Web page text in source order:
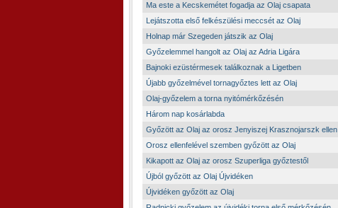
Ma este a Kecskemétet fogadja az Olaj csapata
Lejátszotta első felkészülési meccsét az Olaj
Holnap már Szegeden játszik az Olaj
Győzelemmel hangolt az Olaj az Adria Ligára
Bajnoki ezüstérmesek találkoznak a Ligetben
Újabb győzelmével tornagyőztes lett az Olaj
Olaj-győzelem a torna nyitómérkőzésén
Három nap kosárlabda
Győzött az Olaj az orosz Jenyiszej Krasznojarszk ellen
Orosz ellenfelével szemben győzött az Olaj
Kikapott az Olaj az orosz Szuperliga győztestől
Újból győzött az Olaj Újvidéken
Újvidéken győzött az Olaj